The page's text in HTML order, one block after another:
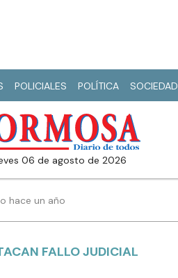
POLICIALES POLÍTICA SOCIEDAD
06 de agosto de 2026
hace un año
FALLO JUDICIAL